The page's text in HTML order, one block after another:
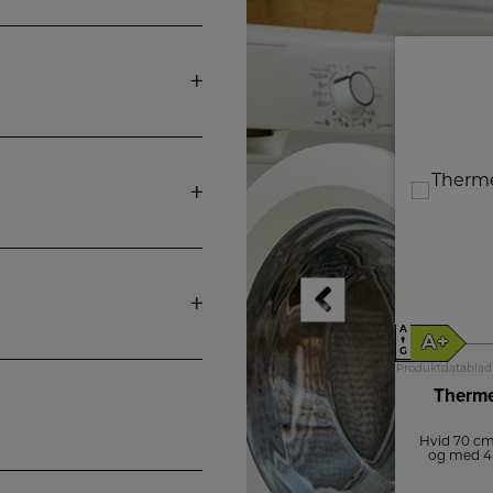
Thermex Væghængt emhætte
Sort 70 cm bred emhætte i klassisk design
og med 4 hastigheder at vælge mellem.
A
↑
G
A+
Produktdatablad
Hvid 70
og med